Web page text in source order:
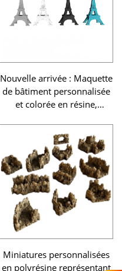
Nouvelle arrivée : Maquette
de bâtiment personnalisée
et colorée en résine,
Tour Eiffel
Miniatures personnalisées
en polyrésine représentant